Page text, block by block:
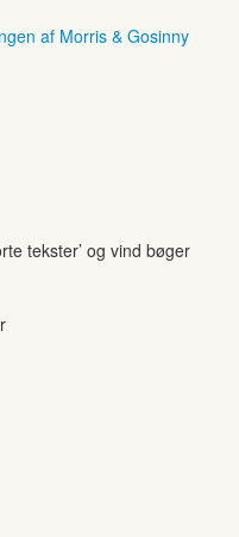
af Morris & Gosinny
tekster’ og vind bøger